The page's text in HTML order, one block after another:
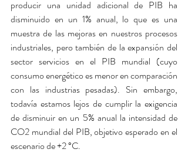
producir una unidad adicional de PIB ha
disminuido en un 1% anual, lo que es una
muestra de las mejoras en nuestros procesos
industriales, pero también de la expansión del
sector servicios en el PIB mundial (cuyo
consumo energético es menor en comparación
con las industrias pesadas). Sin embargo,
todavía estamos lejos de cumplir la exigencia
de disminuir en un 5% anual la intensidad de
CO2 mundial del PIB, objetivo esperado en el
escenario de +2 °C.